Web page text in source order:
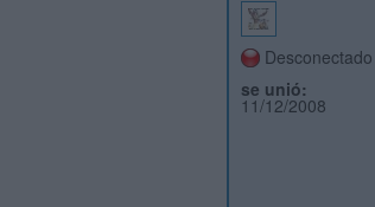
Desconectado
se unió:
11/12/2008